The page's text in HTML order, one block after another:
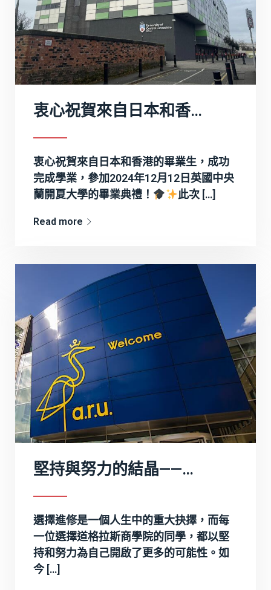
衷心祝賀來自日本和香港的畢業生榮獲工商管理碩士學位，開啟人生新篇章！
衷心祝賀來自日本和香港的畢業生，成功
完成學業，參加2024年12月12日英國中央
蘭開夏大學的畢業典禮！
此次 […]
Read more
堅持與努力的結晶——恭賀道格拉斯商學院畢業生榮獲英國安格利亞魯斯金大學工商管理碩士學位！
選擇進修是一個人生中的重大抉擇，而每
一位選擇道格拉斯商學院的同學，都以堅
持和努力為自己開啟了更多的可能性。如
今 […]